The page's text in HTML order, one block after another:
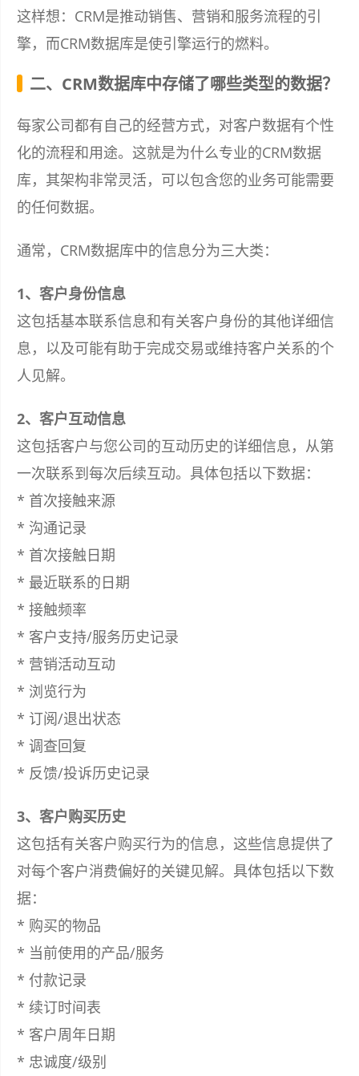
这样想：CRM是推动销售、营销和服务流程的引
擎，而CRM数据库是使引擎运行的燃料。
二、CRM数据库中存储了哪些类型的数据？
每家公司都有自己的经营方式，对客户数据有个性
化的流程和用途。这就是为什么专业的CRM数据
库，其架构非常灵活，可以包含您的业务可能需要
的任何数据。
通常，CRM数据库中的信息分为三大类：
1、客户身份信息
这包括基本联系信息和有关客户身份的其他详细信
息，以及可能有助于完成交易或维持客户关系的个
人见解。
2、客户互动信息
这包括客户与您公司的互动历史的详细信息，从第
一次联系到每次后续互动。具体包括以下数据：
* 首次接触来源
* 沟通记录
* 首次接触日期
* 最近联系的日期
* 接触频率
* 客户支持/服务历史记录
* 营销活动互动
* 浏览行为
* 订阅/退出状态
* 调查回复
* 反馈/投诉历史记录
3、客户购买历史
这包括有关客户购买行为的信息，这些信息提供了
对每个客户消费偏好的关键见解。具体包括以下数
据：
* 购买的物品
* 当前使用的产品/服务
* 付款记录
* 续订时间表
* 客户周年日期
* 忠诚度/级别